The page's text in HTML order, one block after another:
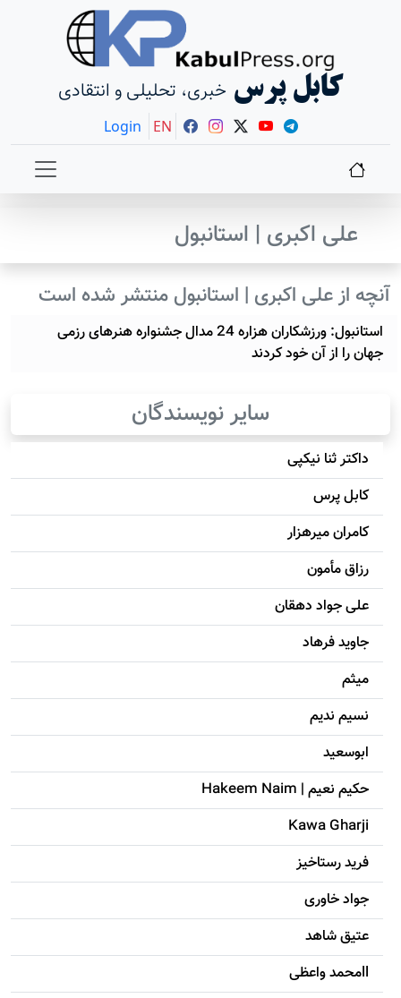
کابل پرس خبری، تحلیلی و انتقادی
Login EN
علی اکبری | استانبول
آنچه از علی اکبری | استانبول منتشر شده است
استانبول: ورزشکاران هزاره 24 مدال جشنواره هنرهای رزمی
جهان را از آن خود کردند
سایر نویسندگان
داکتر ثنا نیکپی
کابل پرس
کامران میرهزار
رزاق مأمون
علی جواد دهقان
جاويد فرهاد
میثم
نسیم ندیم
ابوسعيد
حکيم نعيم | Hakeem Naim
Kawa Gharji
فرید رستاخیز
جواد خاوری
عتیق شاهد
llمحمد واعظی